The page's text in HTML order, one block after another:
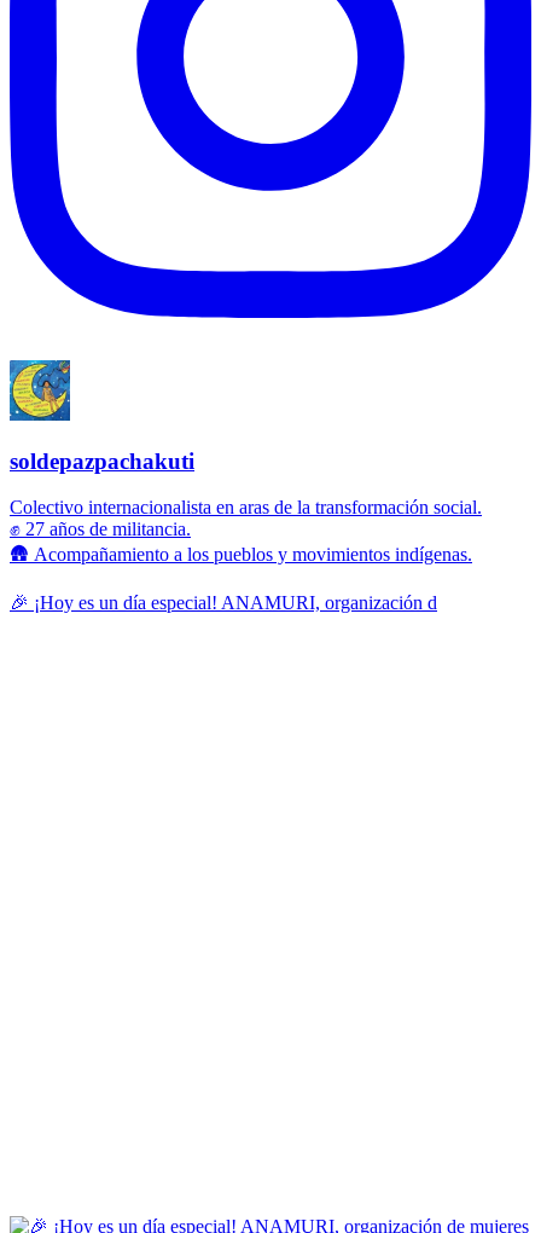
soldepazpachakuti
Colectivo internacionalista en aras de la transformación social.
✊ 27 años de militancia.
🛖 Acompañamiento a los pueblos y movimientos indígenas.
🎉 ¡Hoy es un día especial! ANAMURI, organización d